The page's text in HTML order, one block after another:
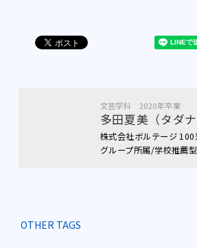
文芸学科 2020年卒業
多田夏美（タダナ
株式会社ボルテージ
グループ所属/学校推薦型
OTHER TAGS